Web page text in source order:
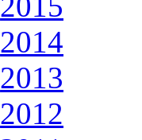
2014
2013
2012